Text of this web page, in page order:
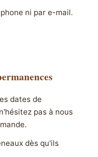
ni par e-mail.
dates de
pas à nous
dès qu'ils